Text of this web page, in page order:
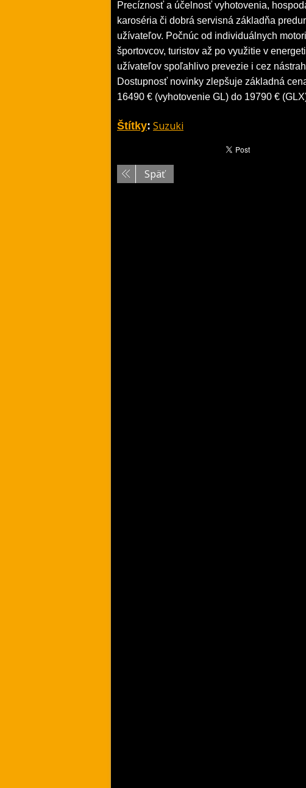
Precíznosť a účelnosť vyhotovenia,
karoséria či dobrá servisná základňa
užívateľov. Počnúc od individuálnych
športovcov, turistov až po využitie v
užívateľov spoľahlivo prevezie i cez
Dostupnosť novinky zlepšuje základná
16490 € (vyhotovenie GL) do 19790 €
Štítky: Suzuki
Späť